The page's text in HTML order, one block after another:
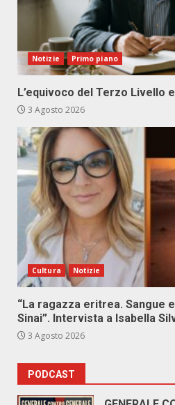
Notizie Primo piano
L’equivoco del Terzo Livello
3 Agosto 2026
Cultura Notizie
“La ragazza eritrea. Sangue
Sinai”. Intervista a Isabella
3 Agosto 2026
PODCAST